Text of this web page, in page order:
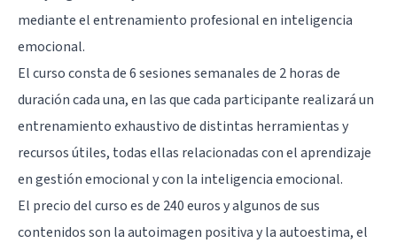
mediante el entrenamiento profesional en inteligencia
emocional.
El curso consta de 6 sesiones semanales de 2 horas de
duración cada una, en las que cada participante realizará un
entrenamiento exhaustivo de distintas herramientas y
recursos útiles, todas ellas relacionadas con el aprendizaje
en gestión emocional y con la inteligencia emocional.
El precio del curso es de 240 euros y algunos de sus
contenidos son la autoimagen positiva y la autoestima, el